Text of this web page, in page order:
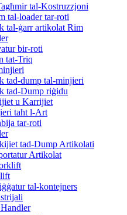
tal-Kostruzzjoni
tal-loader tar-roti
tal-ġarr artikolat Rim
bir-roti
tat-Triq
tad-dump tal-minjieri
tad-Dump riġidu
u Karrijiet
taħt l-Art
tar-roti
tad-Dump Artikolati
Artikolat
tal-kontejners